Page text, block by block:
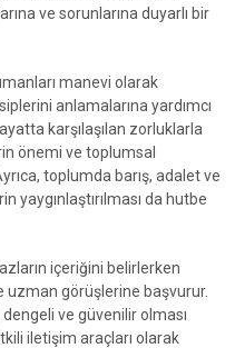
ve sorunlarına duyarlı bir
manevi olarak
anlamalarına yardımcı
karşılaşılan zorluklarla
önemi ve toplumsal
toplumda barış, adalet ve
yaygınlaştırılması da hutbe
içeriğini belirlerken
uzman görüşlerine başvurur.
ve güvenilir olması
iletişim araçları olarak